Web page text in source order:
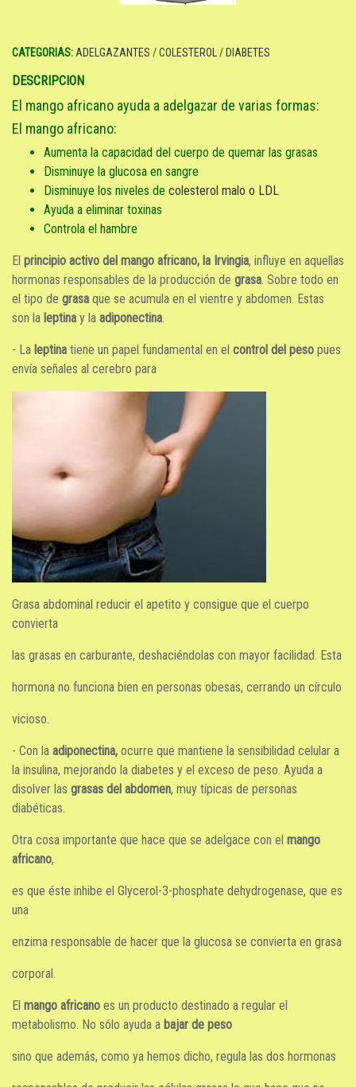
CATEGORIAS: ADELGAZANTES /COLESTEROL / DIABETES
DESCRIPCION
El mango africano ayuda a adelgazar de varias formas:
El mango africano:
Aumenta la capacidad del cuerpo de quemar las grasas
Disminuye la glucosa en sangre
Disminuye los niveles de colesterol malo o LDL
Ayuda a eliminar toxinas
Controla el hambre
El principio activo del mango africano, la Irvingia, influye en aquellas
hormonas responsables de la producción de grasa. Sobre todo en
el tipo de grasa que se acumula en el vientre y abdomen. Estas
son la leptina y la adiponectina.
- La leptina tiene un papel fundamental en el control del peso pues
envía señales al cerebro para
Grasa abdominal reducir el apetito y consigue que el cuerpo
convierta
las grasas en carburante, deshaciéndolas con mayor facilidad. Esta
hormona no funciona bien en personas obesas, cerrando un círculo
vicioso.
- Con la adiponectina, ocurre que mantiene la sensibilidad celular a
la insulina, mejorando la diabetes y el exceso de peso. Ayuda a
disolver las grasas del abdomen, muy típicas de personas
diabéticas.
Otra cosa importante que hace que se adelgace con el mango
africano,
es que éste inhibe el Glycerol-3-phosphate dehydrogenase, que es
una
enzima responsable de hacer que la glucosa se convierta en grasa
corporal.
El mango africano es un producto destinado a regular el
metabolismo. No sólo ayuda a bajar de peso
sino que además, como ya hemos dicho, regula las dos hormonas